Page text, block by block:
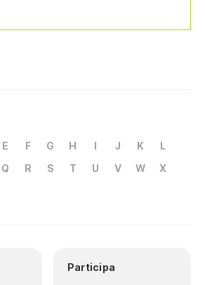
E F G H I J K
L
Q R S T U V W
X
Participa